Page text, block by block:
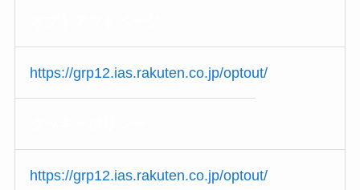
https://grp12.ias.rakuten.co.jp/optout/
https://grp12.ias.rakuten.co.jp/optout/